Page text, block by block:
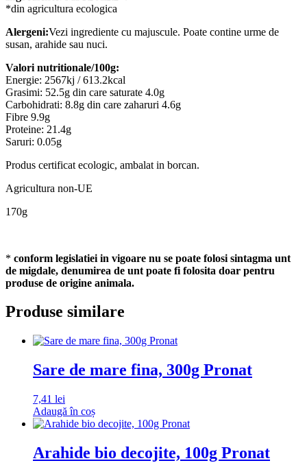
*din agricultura ecologica
Alergeni:Vezi ingrediente cu majuscule. Poate contine urme de
susan, arahide sau nuci.
Valori nutritionale/100g:
Energie: 2567kj / 613.2kcal
Grasimi: 52.5g din care saturate 4.0g
Carbohidrati: 8.8g din care zaharuri 4.6g
Fibre 9.9g
Proteine: 21.4g
Saruri: 0.05g
Produs certificat ecologic, ambalat in borcan.
Agricultura non-UE
170g
* conform legislatiei in vigoare nu se poate folosi sintagma unt
de migdale, denumirea de unt poate fi folosita doar pentru
produse de origine animala.
Produse similare
Sare de mare fina, 300g Pronat
7,41 lei
Adaugă în coș
Arahide bio decojite, 100g Pronat